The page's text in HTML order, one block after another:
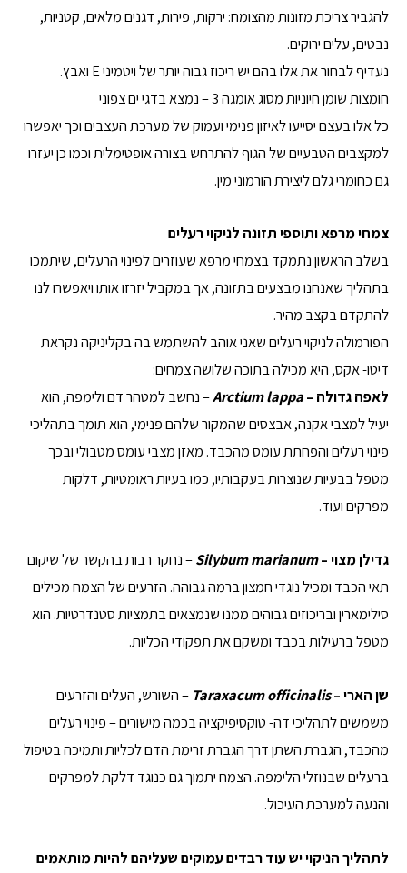
להגביר צריכת מזונות מהצומח: ירקות, פירות, דגנים מלאים, קטניות,
נבטים, עלים ירוקים.
נעדיף לבחור את אלו בהם יש ריכוז גבוה יותר של ויטמיני E ואבץ.
חומצות שומן חיוניות מסוג אומגה 3 – נמצא בדגי ים צפוני
כל אלו בעצם יסייעו לאיזון פנימי ועמוק של מערכת העצבים וכך יאפשרו
למקצבים הטבעיים של הגוף להתרחש בצורה אופטימלית וכמו כן יעזרו
גם כחומרי גלם ליצירת הורמוני מין.
צמחי מרפא ותוספי תזונה לניקוי רעלים
בשלב הראשון נתמקד בצמחי מרפא שעוזרים לפינוי הרעלים, שיתמכו
בתהליך שאנחנו מבצעים בתזונה, אך במקביל יזרזו אותו ויאפשרו לנו
להתקדם בקצב מהיר.
הפורמולה לניקוי רעלים שאני אוהב להשתמש בה בקליניקה נקראת
דיטו- אקס, היא מכילה בתוכה שלושה צמחים:
לאפה גדולה –Arctium lappa– נחשב למטהר דם ולימפה, הוא
יעיל למצבי אקנה, אבצסים שהמקור שלהם פנימי, הוא תומך בתהליכי
פינוי רעלים והפחתת עומס מהכבד. מאזן מצבי עומס מטבולי ובכך
מטפל בבעיות שנוצרות בעקבותיו, כמו בעיות ראומטיות, דלקות
מפרקים ועוד.
גדילן מצוי –Silybum marianum– נחקר רבות בהקשר של שיקום
תאי הכבד ומכיל נוגדי חמצון ברמה גבוהה. הזרעים של הצמח מכילים
סילימארין ובריכוזים גבוהים ממנו שנמצאים בתמציות סטנדרטיות. הוא
מטפל ברעילות בכבד ומשקם את תפקודי הכליות.
שן הארי –Taraxacum officinalis – השורש, העלים והזרעים
משמשים לתהליכי דה- טוקסיפיקציה בכמה מישורים – פינוי רעלים
מהכבד, הגברת השתן דרך הגברת זרימת הדם לכליות ותמיכה בטיפול
ברעלים שבנוזלי הלימפה. הצמח יתמוך גם כנוגד דלקת למפרקים
והנעה למערכת העיכול.
לתהליך הניקוי יש עוד רבדים עמוקים שעליהם להיות מותאמים